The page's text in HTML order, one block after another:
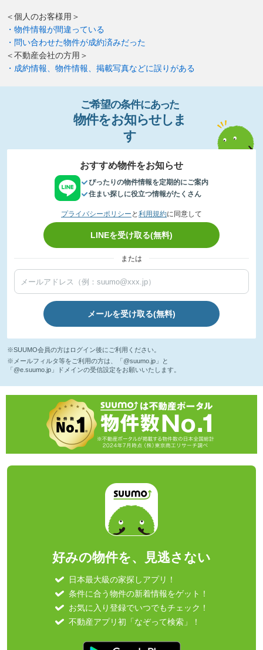
＜個人のお客様用＞
・物件情報が間違っている
・問い合わせた物件が成約済みだった
＜不動産会社の方用＞
・成約情報、物件情報、掲載写真などに誤りがある
ご希望の条件にあった
物件をお知らせし ま
す
おすすめ物件をお知らせ
ぴったりの物件情報を定期的にご案内
住まい探しに役立つ情報がたくさん
プライバシーポリシー と 利用規約に同意して
LINEを受け取る(無料)
または
メールを受け取る(無料)
※SUUMO会員の方はログイン後にご利用ください。
※メールフィルタ等をご利用の方は、「@suumo.jp」と
「@e.suumo.jp」ドメインの受信設定をお願いいたします。
好みの物件を、見逃さない
日本最大級の家探しアプリ！
条件に合う物件の新着情報をゲット！
お気に入り登録でいつでもチェック！
不動産アプリ初「なぞって検索」！